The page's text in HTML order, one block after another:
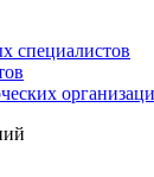
специалистов